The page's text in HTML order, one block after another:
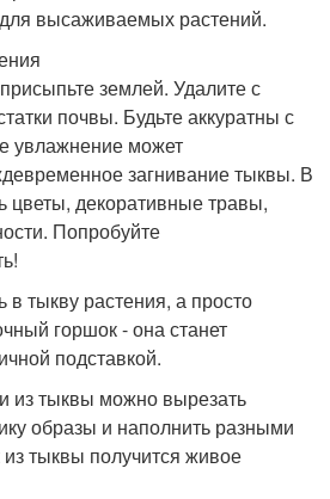
высаживаемых растений.
землей. Удалите с
почвы. Будьте аккуратны с
увлажнение может
загнивание тыквы. В
цветы, декоративные травы,
Попробуйте
тыкву растения, а просто
горшок - она станет
подставкой.
из тыквы можно вырезать
образы и наполнить разными
тыквы получится живое